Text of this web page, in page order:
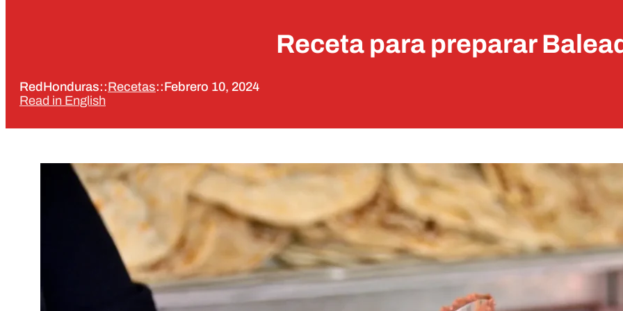
Receta para preparar
RedHonduras::Recetas::Febrero 10, 2024
Read in English